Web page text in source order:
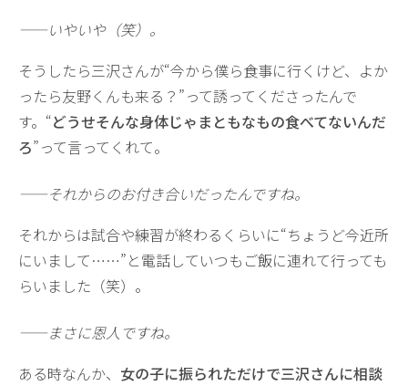
——いやいや（笑）。
そうしたら三沢さんが“今から僕ら食事に行くけど、よか
ったら友野くんも来る？”って誘ってくださったんで
す。“どうせそんな身体じゃまともなもの食べてないんだ
ろ”って言ってくれて。
——それからのお付き合いだったんですね。
それからは試合や練習が終わるくらいに“ちょうど今近所
にいまして……”と電話していつもご飯に連れて行っても
らいました（笑）。
——まさに恩人ですね。
ある時なんか、 女の子に振られただけで三沢さんに相談